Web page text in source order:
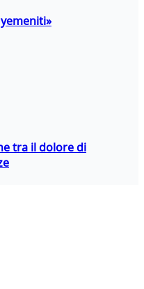
tra il dolore di